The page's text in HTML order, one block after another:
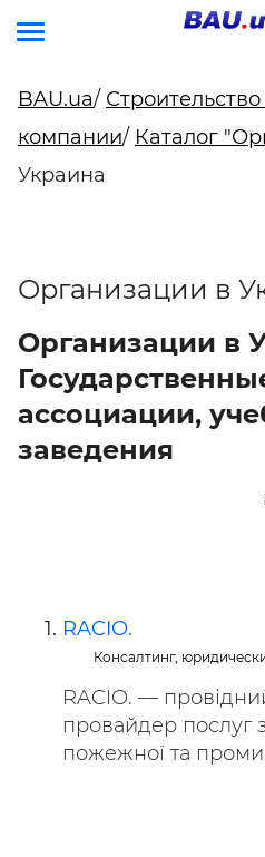
BAU.ua/
компании/ Каталог
Украина
Организации в
Организации в
ассоциации,
заведения
RACIO.
Консалтинг,
RACIO. —
провайдер послуг
пожежної та